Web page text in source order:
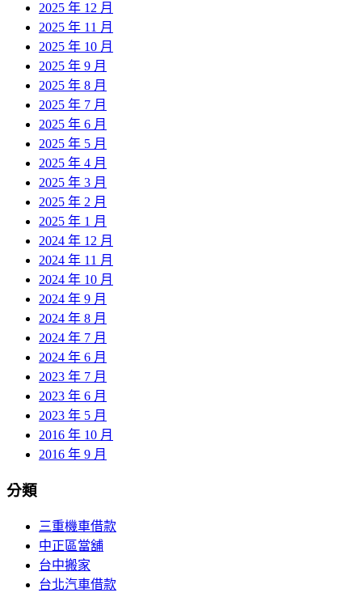
2025 年 12 月
2025 年 11 月
2025 年 10 月
2025 年 9 月
2025 年 8 月
2025 年 7 月
2025 年 6 月
2025 年 5 月
2025 年 4 月
2025 年 3 月
2025 年 2 月
2025 年 1 月
2024 年 12 月
2024 年 11 月
2024 年 10 月
2024 年 9 月
2024 年 8 月
2024 年 7 月
2024 年 6 月
2023 年 7 月
2023 年 6 月
2023 年 5 月
2016 年 10 月
2016 年 9 月
分類
三重機車借款
中正區當舖
台中搬家
台北汽車借款